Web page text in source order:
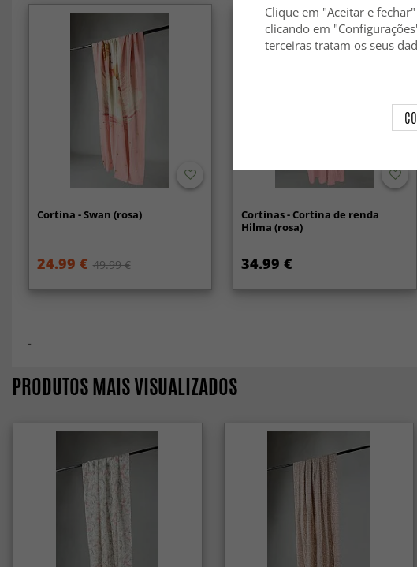
Cortina - Swan (rosa)
24.99 € 49.99 €
Cortinas - Cortina de renda
Hilma (rosa)
34.99 €
-
PRODUTOS MAIS VISUALIZADOS
Clique em "Aceitar e
clicando em
terceiras tratam os seus